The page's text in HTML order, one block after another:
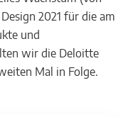
2021 für die am
und
wir die Deloitte
Mal in Folge.